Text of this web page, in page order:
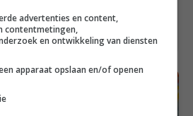
advertenties en content,
contentmetingen,
en ontwikkeling van diensten
apparaat opslaan en/of openen